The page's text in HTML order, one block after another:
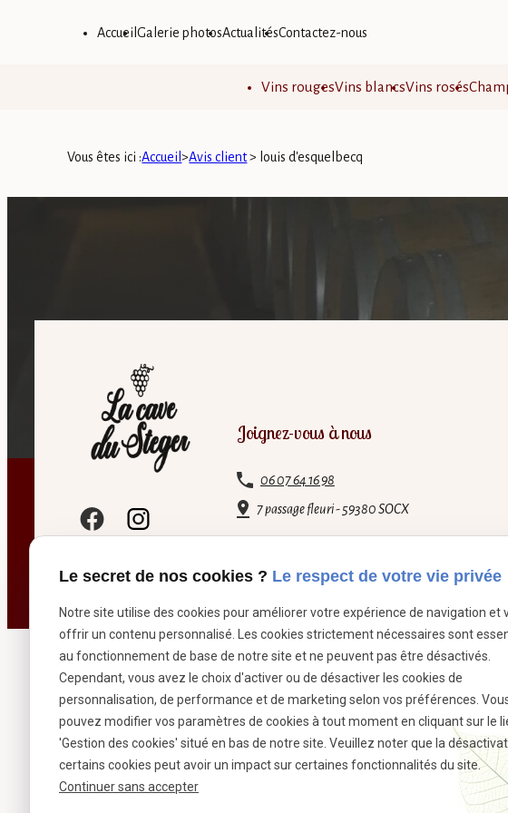
AccueilGalerie photosActualitésContactez-nous
Vins rougesVins blancsVins rosés
Vous êtes ici :Accueil>Avis client> louis d'esquelbecq
Siret :39799787500026
Joignez-vous à nous
06 07 64 16 98
7 passage fleuri - 59380 SOCX
Le secret de nos cookies ? Le respect de votre vie privée
Notre site utilise des cookies pour améliorer votre expérience de navigation et
offrir un contenu personnalisé. Les cookies strictement nécessaires sont
au fonctionnement de base de notre site et ne peuvent pas être désactivés.
Cependant, vous avez le choix d'activer ou de désactiver les cookies de
personnalisation, de performance et de marketing selon vos préférences.
pouvez modifier vos paramètres de cookies à tout moment en cliquant sur le
'Gestion des cookies' situé en bas de notre site. Veuillez noter que la
certains cookies peut avoir un impact sur certaines fonctionnalités du site.
Continuer sans accepter